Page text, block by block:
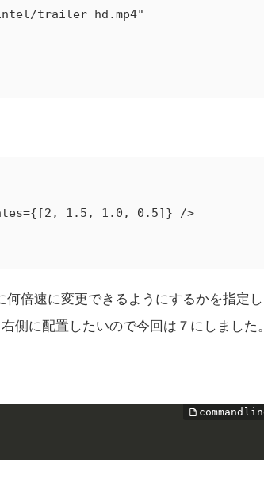
倍速に変更できるようにするかを指定し
側に配置したいので今回は７にしました。